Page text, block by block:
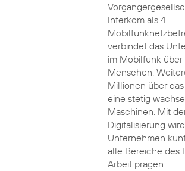
Interkom als 4.
verbindet das
im Mobilfunk
Menschen.
Millionen über
eine stetig
Maschinen. Mit
Digitalisierung
Unternehmen
alle Bereiche des
Arbeit prägen.